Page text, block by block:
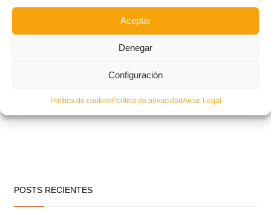
Aceptar
Denegar
Configuración
Política de cookiesPolítica de privacidadAviso Legal
POSTS RECIENTES